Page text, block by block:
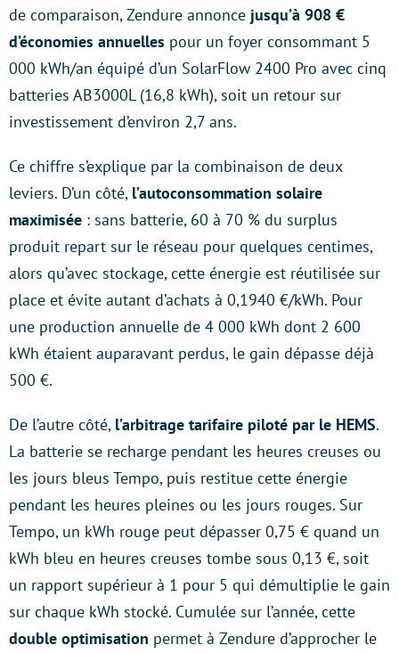
de comparaison, Zendure annonce jusqu’à 908 €
d’économies annuelles pour un foyer consommant 5
000 kWh/an équipé d’un SolarFlow 2400 Pro avec cinq
batteries AB3000L (16,8 kWh), soit un retour sur
investissement d’environ 2,7 ans.
Ce chiffre s’explique par la combinaison de deux
leviers. D’un côté, l’autoconsommation solaire
maximisée : sans batterie, 60 à 70 % du surplus
produit repart sur le réseau pour quelques centimes,
alors qu’avec stockage, cette énergie est réutilisée sur
place et évite autant d’achats à 0,1940 €/kWh. Pour
une production annuelle de 4 000 kWh dont 2 600
kWh étaient auparavant perdus, le gain dépasse déjà
500 €.
De l’autre côté, l’arbitrage tarifaire piloté par le HEMS.
La batterie se recharge pendant les heures creuses ou
les jours bleus Tempo, puis restitue cette énergie
pendant les heures pleines ou les jours rouges. Sur
Tempo, un kWh rouge peut dépasser 0,75 € quand un
kWh bleu en heures creuses tombe sous 0,13 €, soit
un rapport supérieur à 1 pour 5 qui démultiplie le gain
sur chaque kWh stocké. Cumulée sur l’année, cette
double optimisation permet à Zendure d’approcher le